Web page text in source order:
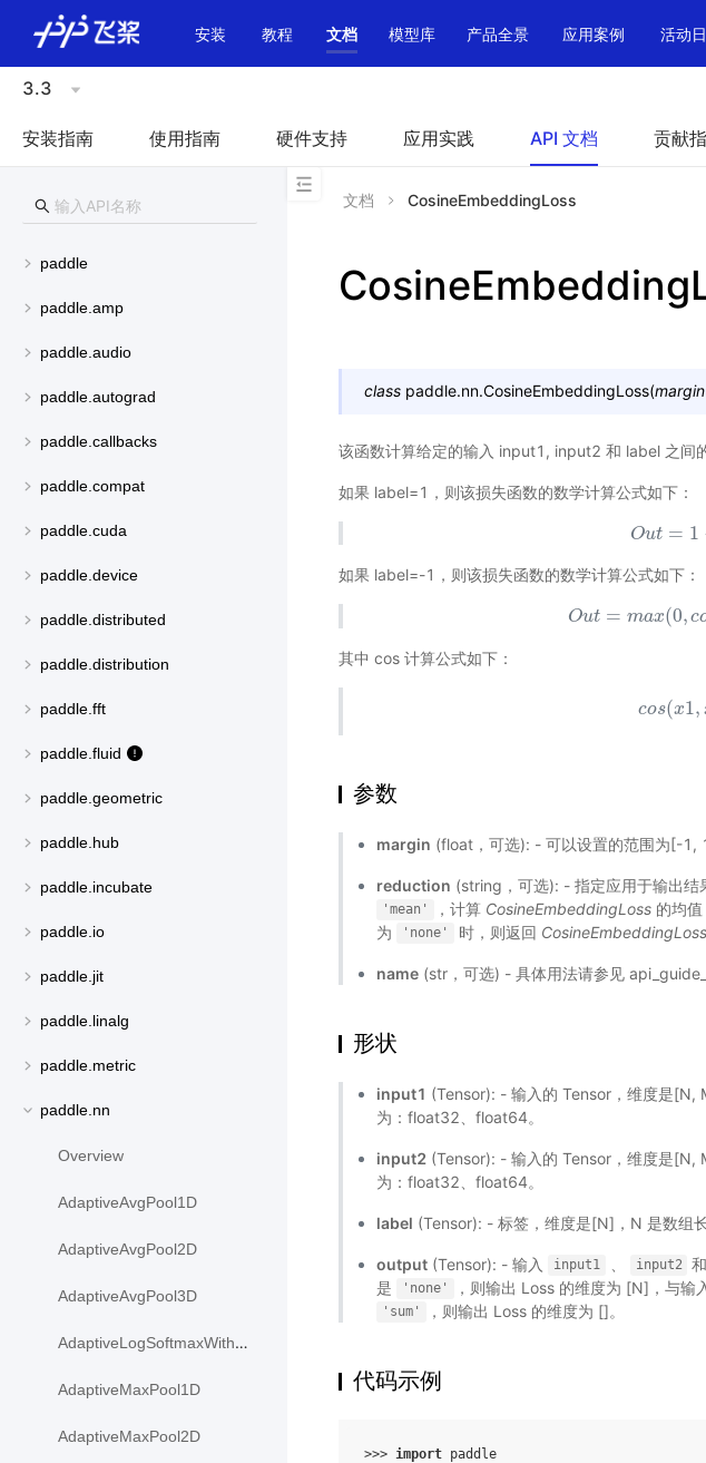
安装 教程 文档 模型库 产品全景 应用案例 活动
3.3
安装指南 使用指南 硬件支持 应用实践 API 文档 贡献
paddle
paddle.amp
paddle.audio
paddle.autograd
paddle.callbacks
paddle.compat
paddle.cuda
paddle.device
paddle.distributed
paddle.distribution
paddle.fft
paddle.fluid
paddle.geometric
paddle.hub
paddle.incubate
paddle.io
paddle.jit
paddle.linalg
paddle.metric
paddle.nn
Overview
AdaptiveAvgPool1D
AdaptiveAvgPool2D
AdaptiveAvgPool3D
AdaptiveLogSoftmaxWithLoss
AdaptiveMaxPool1D
AdaptiveMaxPool2D
文档 CosineEmbeddingLoss
class paddle.nn.CosineEmbeddingLoss(margin
该函数计算给定的输入 input1, input2 和 label 之间
如果 label=1，则该损失函数的数学计算公式如下：
Out = 1
Ou t=
如果 label=-1，则该损失函数的数学计算公式如下：
Out = max(0, c
Out=max(0,
其中 cos 计算公式如下：
cos(x1,
cos(x1,
参数
margin (float，可选): - 可以设置的范围为[-1,
reduction (string，可选): - 指定应用于输出结
'mean' ，计算 CosineEmbeddingLoss的均值
为
'none' 时，则返回 CosineEmbeddingLoss
name (str，可选) - 具体用法请参见
形状
input1 (Tensor): - 输入的 Tensor，维度是[N,
为：float32、float64。
input2 (Tensor): - 输入的 Tensor，维度是[N,
为：float32、float64。
label (Tensor): - 标签，维度是[N]，N 是数组
output (Tensor): - 输入 input1 input2
是
'none' ，则输出 Loss 的维度为 [N]，与输
'sum' ，则输出 Loss 的维度为 []。
代码示例
>>> import paddle